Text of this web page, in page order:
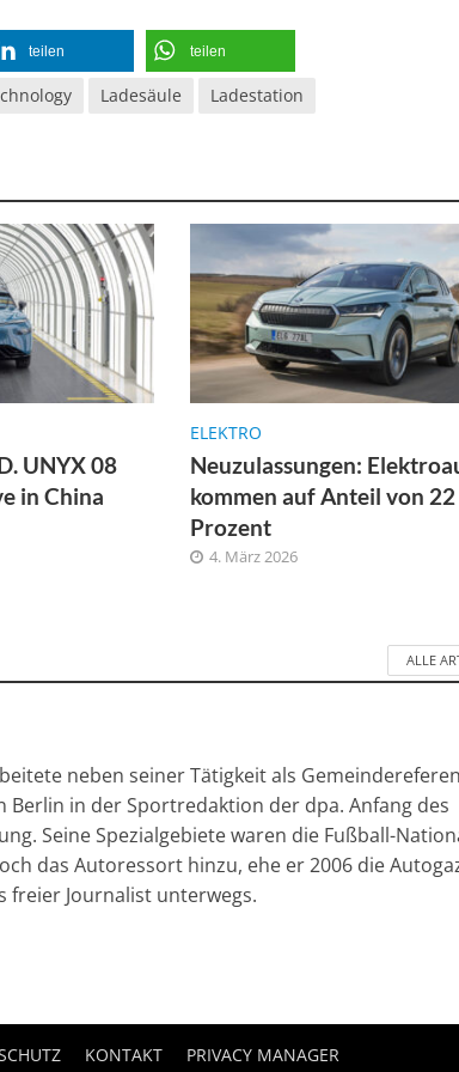
teilen teilen
Ladesäule Ladestation
UNYX 08
in China
ELEKTRO
Neuzulassungen:
kommen auf Anteil von 22
Prozent
4. März 2026
ALLE
neben seiner Tätigkeit als
in der Sportredaktion der dpa. Anfang des
Seine Spezialgebiete waren die Fußball-
das Autoressort hinzu, ehe er 2006 die
freier Journalist unterwegs.
KONTAKT PRIVACY MANAGER